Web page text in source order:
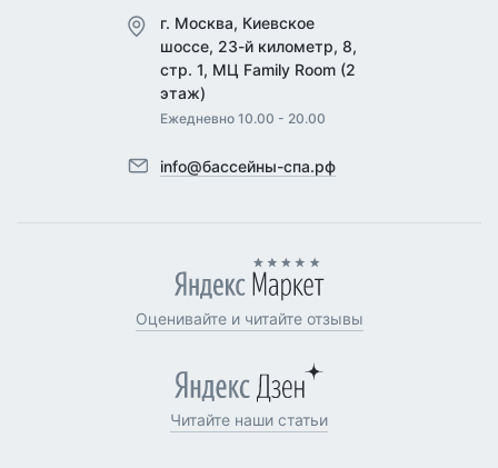
г. Москва, Киевское
шоссе, 23-й километр, 8,
стр. 1, МЦ Family Room (2
этаж)
Ежедневно 10.00 - 20.00
info@бассейны-спа.рф
Оценивайте и читайте отзывы
Читайте наши статьи